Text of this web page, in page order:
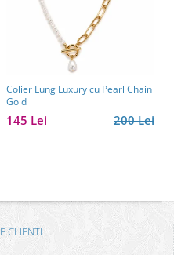
Colier Lung Luxury cu Pearl Chain
Gold
200 Lei
145 Lei
CLIENTI